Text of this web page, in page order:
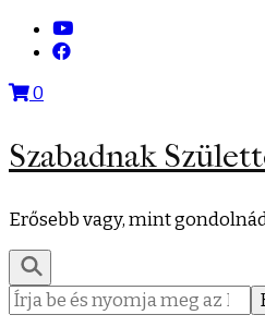
0
Szabadnak
Erősebb vagy, mint
Keresés: